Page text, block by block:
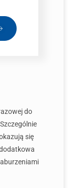
do
się